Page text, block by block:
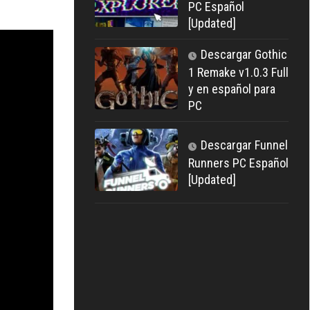
PC Español
[Updated]
Descargar Gothic
1 Remake v1.0.3 Full
y en español para
PC
Descargar Funnel
Runners PC Español
[Updated]